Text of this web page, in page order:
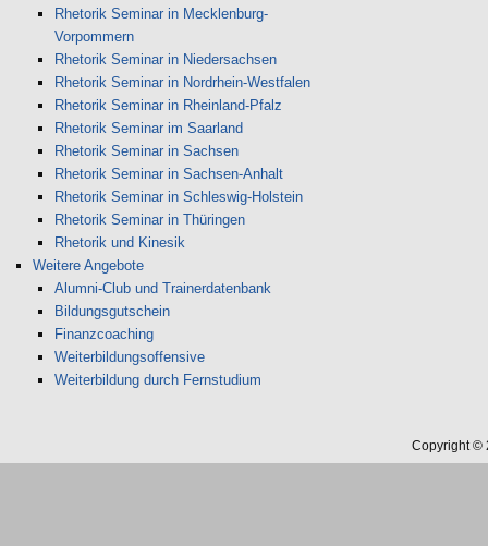
Rhetorik Seminar in Mecklenburg-
Vorpommern
Rhetorik Seminar in Niedersachsen
Rhetorik Seminar in Nordrhein-Westfalen
Rhetorik Seminar in Rheinland-Pfalz
Rhetorik Seminar im Saarland
Rhetorik Seminar in Sachsen
Rhetorik Seminar in Sachsen-Anhalt
Rhetorik Seminar in Schleswig-Holstein
Rhetorik Seminar in Thüringen
Rhetorik und Kinesik
Weitere Angebote
Alumni-Club und Trainerdatenbank
Bildungsgutschein
Finanzcoaching
Weiterbildungsoffensive
Weiterbildung durch Fernstudium
Copyright ©